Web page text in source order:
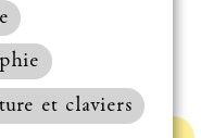
Haut de la
et claviers